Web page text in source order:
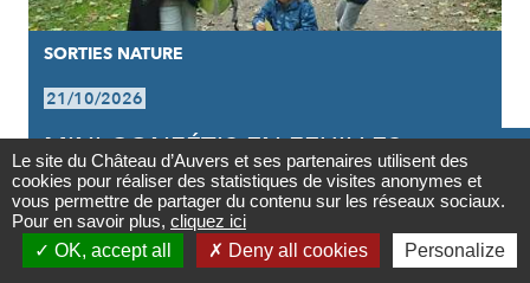
Contact

Newsletter
SORTIES NATURE
21/10/2026
MINI CONFÉTIS EN FEUILLES
D'ARBRES
Le site du Château d’Auvers et ses partenaires utilisent des
cookies pour réaliser des statistiques de visites anonymes et
vous permettre de partager du contenu sur les réseaux sociaux.
Pour en savoir plus, cliquez ici
OK, accept all
Deny all cookies Personalize